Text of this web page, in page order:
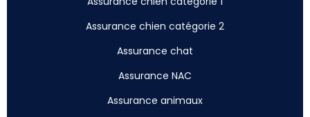
Assurance chien catégorie 2
Assurance chat
Assurance NAC
Assurance animaux